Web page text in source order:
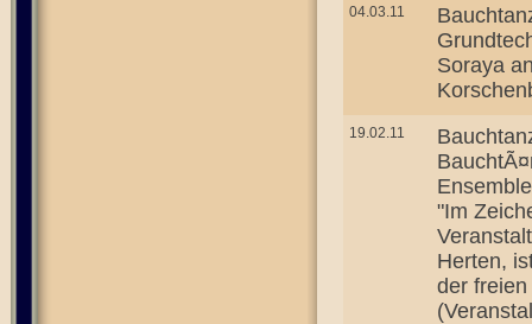
04.03.11
Soraya
19.02.11
"Im
Herten,
der